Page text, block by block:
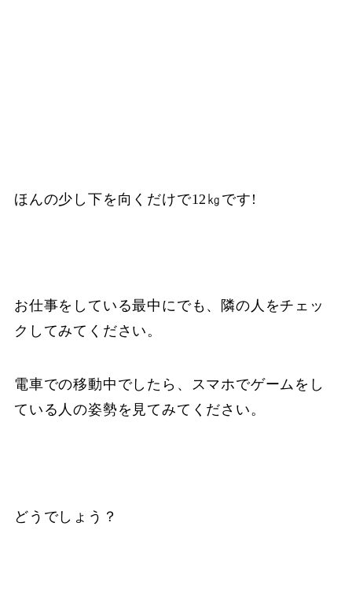
ほんの少し下を向くだけで12㎏です!
お仕事をしている最中にでも、隣の人をチェッ
クしてみてください。
電車での移動中でしたら、スマホでゲームをし
ている人の姿勢を見てみてください。
どうでしょう？